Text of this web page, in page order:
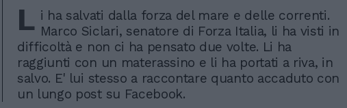
L i ha salvati dalla forza del mare e delle correnti.
Marco Siclari, senatore di Forza Italia, li ha visti in
difficoltà e non ci ha pensato due volte. Li ha
raggiunti con un materassino e li ha portati a riva, in
salvo. E' lui stesso a raccontare quanto accaduto con
un lungo post su Facebook.